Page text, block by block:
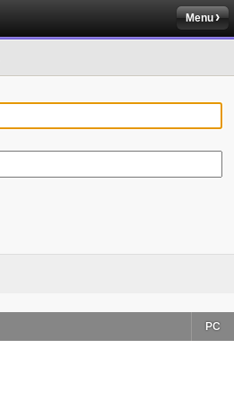
Menu
PC